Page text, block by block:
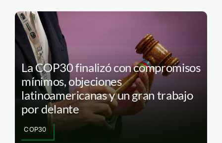
La COP30 finalizó con compromisos
mínimos, objeciones
latinoamericanas y un gran trabajo
por delante
COP30